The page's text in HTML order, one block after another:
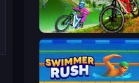
MX Offroad Master